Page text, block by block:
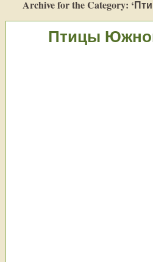
Archive for the Category:
Птицы